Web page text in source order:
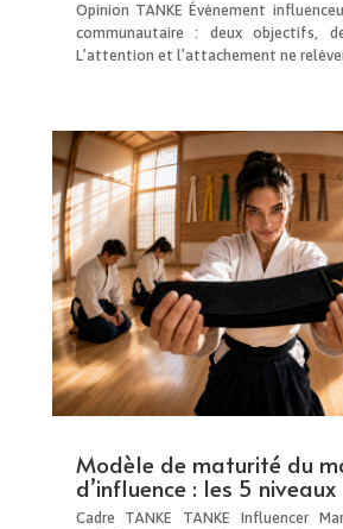
Opinion TANKE Événement
communautaire : deux objectifs,
L’attention et l’attachement ne
Modèle de maturité du
d’influence : les 5 niveaux
Cadre TANKE TANKE Influencer